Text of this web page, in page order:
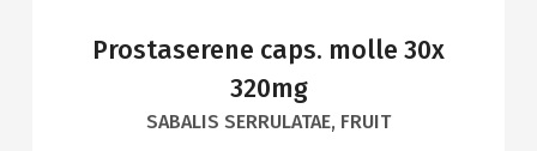
Prostaserene caps. molle 30x
320mg
SABALIS SERRULATAE, FRUIT